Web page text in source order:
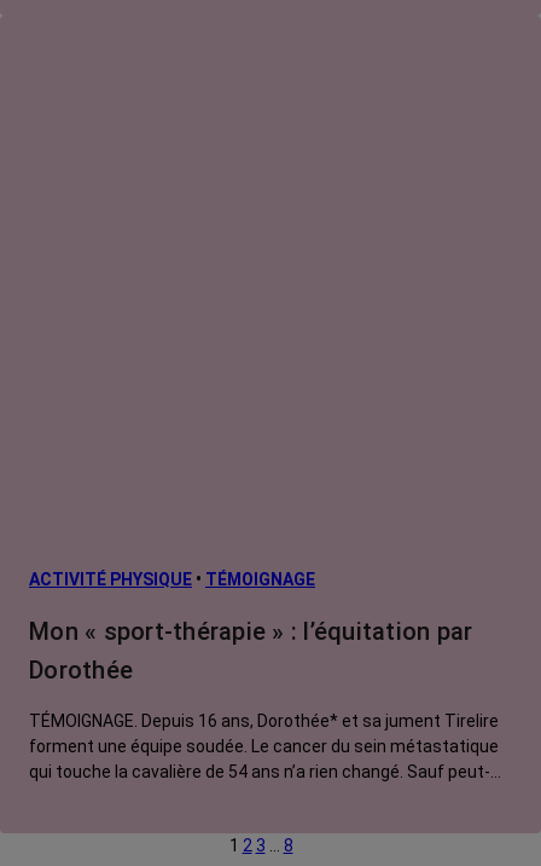
ACTIVITÉ PHYSIQUE • TÉMOIGNAGE
Mon « sport-thérapie » : l’équitation par
Dorothée
TÉMOIGNAGE. Depuis 16 ans, Dorothée* et sa jument Tirelire
forment une équipe soudée. Le cancer du sein métastatique
qui touche la cavalière de 54 ans n’a rien changé. Sauf peut-
1 2 3 … 8